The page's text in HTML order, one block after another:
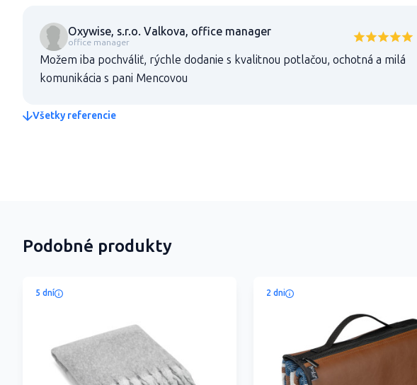
Oxywise, s.r.o. Valkova, office manager
office manager
Možem iba pochváliť, rýchle dodanie s kvalitnou potlačou, ochotná a milá
komunikácia s pani Mencovou
Všetky referencie
Podobné produkty
5 dní 2 dni